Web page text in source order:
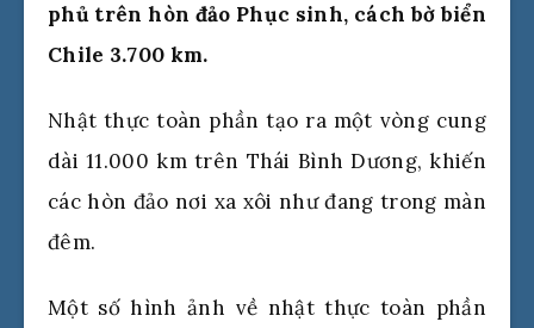
phủ trên hòn đảo Phục sinh, cách bờ biển
Chile 3.700 km.
Nhật thực toàn phần tạo ra một vòng cung
dài 11.000 km trên Thái Bình Dương, khiến
các hòn đảo nơi xa xôi như đang trong màn
đêm.
Một số hình ảnh về nhật thực toàn phần